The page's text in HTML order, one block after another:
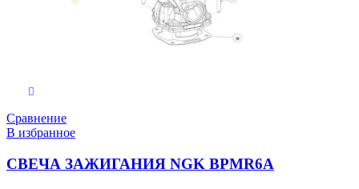
Сравнение
В избранное
СВЕЧА ЗАЖИГАНИЯ NGK BPMR6A